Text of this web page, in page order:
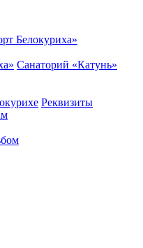
Белокуриха»
Санаторий «Катунь»
Реквизиты